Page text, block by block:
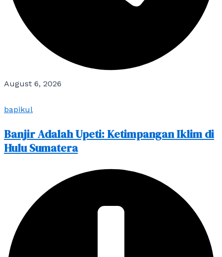
August 6, 2026
bapikul
Banjir Adalah Upeti: Ketimpangan Iklim di
Hulu Sumatera